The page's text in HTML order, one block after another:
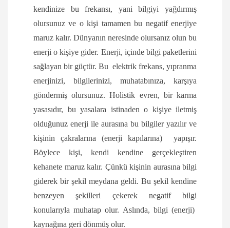
kendinize bu frekansı, yani bilgiyi yağdırmış
olursunuz ve o kişi tamamen bu negatif enerjiye
maruz kalır. Dünyanın neresinde olursanız olun bu
enerji o kişiye gider. Enerji, içinde bilgi paketlerini
sağlayan bir güçtür. Bu elektrik frekans, yıpranma
enerjinizi, bilgilerinizi, muhatabınıza, karşıya
göndermiş olursunuz. Holistik evren, bir karma
yasasıdır, bu yasalara istinaden o kişiye iletmiş
olduğunuz enerji ile aurasına bu bilgiler yazılır ve
kişinin çakralarına (enerji kapılarına) yapışır.
Böylece kişi, kendi kendine gerçekleştiren
kehanete maruz kalır. Çünkü kişinin aurasına bilgi
giderek bir şekil meydana geldi. Bu şekil kendine
benzeyen şekilleri çekerek negatif bilgi
konularıyla muhatap olur. Aslında, bilgi (enerji)
kaynağına geri dönmüş olur.